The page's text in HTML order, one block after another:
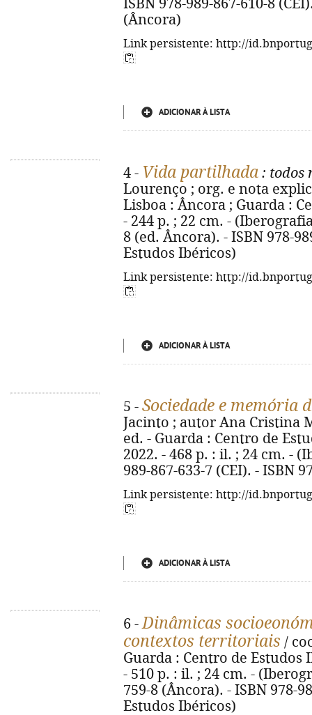
ISBN 978-989-867-610-8
(Âncora)
Link persistente: http://
ADICIONAR À LISTA
4 - Vida partilhada : todos
Lourenço ; org. e nota
Lisboa : Âncora ; Guarda :
- 244 p. ; 22 cm. -
8 (ed. Âncora). - ISBN 978-
Estudos Ibéricos)
Link persistente: http://
ADICIONAR À LISTA
5 - Sociedade e memória
Jacinto ; autor Ana Cristina
ed. - Guarda : Centro de
2022. - 468 p. : il. ; 24 cm. -
989-867-633-7 (CEI). - ISBN
Link persistente: http://
ADICIONAR À LISTA
6 -Dinâmicas
contextos territoriais /
Guarda : Centro de Estudos
- 510 p. : il. ; 24 cm. -
759-8 (Âncora). - ISBN 978-
Estudos Ibéricos)